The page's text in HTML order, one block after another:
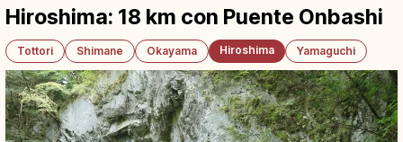
Hiroshima: 18 km con Puente Onbashi
Tottori Shimane Okayama Hiroshima Yamaguchi